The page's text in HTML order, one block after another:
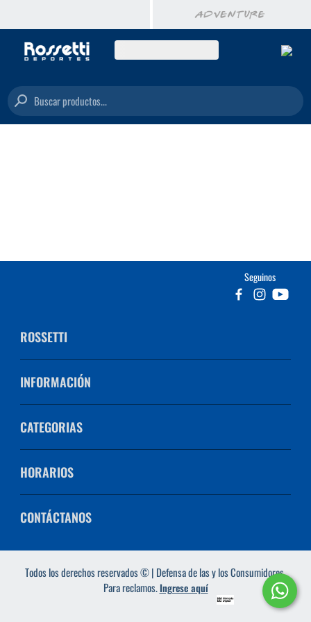
Buscar productos...
Seguinos
ROSSETTI
INFORMACIÓN
CATEGORIAS
HORARIOS
CONTÁCTANOS
Todos los derechos reservados © | Defensa de las y los Consumidores.
Para reclamos.Ingrese aquí